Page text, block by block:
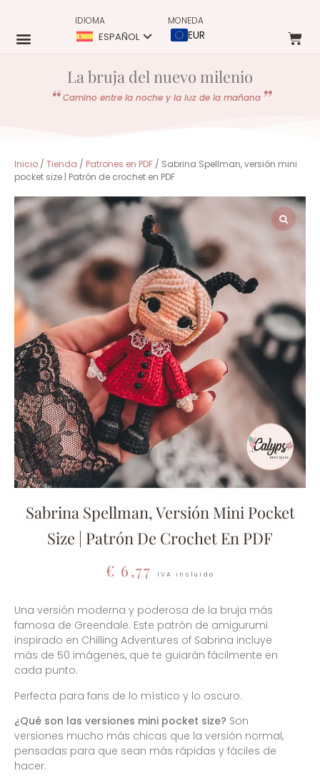
IDIOMA
ESPAÑOL
MONEDA
EUR
La bruja del nuevo milenio
Camino entre la noche y la luz de la mañana
Inicio / Tienda / Patrones en PDF / Sabrina Spellman, versión mini
pocket size | Patrón de crochet en PDF
Sabrina Spellman, Versión Mini Pocket
Size | Patrón De Crochet En PDF
€ 6,77 IVA incluido
Una versión moderna y poderosa de la bruja más
famosa de Greendale. Este patrón de amigurumi
inspirado en Chilling Adventures of Sabrina incluye
más de 50 imágenes, que te guiarán fácilmente en
cada punto.
Perfecta para fans de lo místico y lo oscuro.
¿Qué son las versiones mini pocket size? Son
versiones mucho más chicas que la versión normal,
pensadas para que sean más rápidas y fáciles de
hacer.